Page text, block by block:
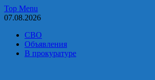
Skip
to
Top Menu
07.08.2026
СВО
Объявления
В прокуратуре